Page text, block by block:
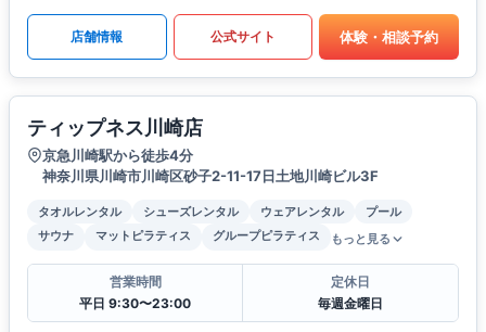
店舗情報 公式サイト 体験・相談予約
ティップネス川崎店
京急川崎駅から徒歩4分
神奈川県川崎市川崎区砂子2-11-17日土地川崎ビル3F
タオルレンタル シューズレンタル ウェアレンタル
プール
サウナ
マットピラティス グループピラティス もっと見る
営業時間
平日 9:30〜23:00
定休日
毎週金曜日